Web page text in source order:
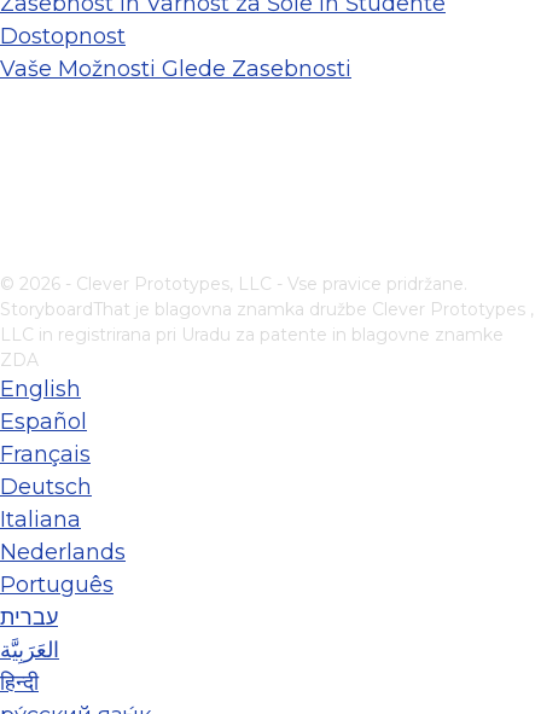
Dostopnost
Vaše Možnosti Glede Zasebnosti
© 2026 - Clever Prototypes, LLC - Vse pravice pridržane.
StoryboardThat je blagovna znamka družbe Clever Prototypes ,
LLC in registrirana pri Uradu za patente in blagovne znamke
ZDA
English
Español
Français
Deutsch
Italiana
Nederlands
Português
עברית
العَرَبِيَّة
हिन्दी